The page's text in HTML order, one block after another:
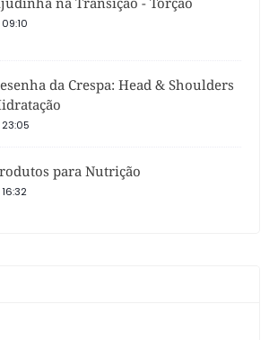
09:10
da Crespa: Head & Shoulders
23:05
para Nutrição
16:32